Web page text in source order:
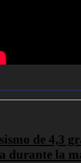
de 4,3
durante la